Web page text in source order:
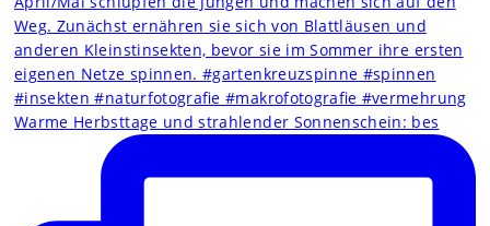
Warme Herbsttage und strahlender Sonnenschein: bes